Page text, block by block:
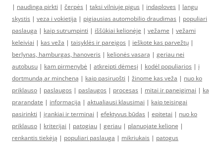
| naudinga pirkti | čerpės | taksi vilniuje pigus | indaploves | langu
skystis | veza i vokietija | pigiausias automobilio draudimas | populiari
paslauga | kaip sutrumpinti | iššūkiai kelionėje | vežame | vežami
keleiviai | kas veža | taisyklės ir pareigos | ieškote kas parvežtų |
berlynas, hamburgas, hanoveris | kelionės vasarą | geriau nei
autobusu | kam pirmenybė | atkreipti dėmesį | kodėl populiarios | į
dortmundą ar mincheną | kaip pasiruošti | žinome kas veža | nuo ko
priklauso | paslaugos | paslaugos | procesas | mitai ir paneigimai | ką
prarandate | informacija | aktualiausi klausimai | kaip teisingai
pasirinkti | įrankiai ir terminai | efektyvus būdas | epitetai | nuo ko
priklauso | kriterijai | patogiau | geriau | planuojate kelionę |
renkantis tiekėją | populiari paslauga | mikriukais | patogus